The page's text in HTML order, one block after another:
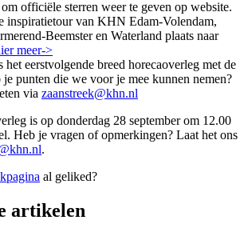
officiële sterren weer te geven op website.
inspiratietour van KHN Edam-Volendam,
Beemster en Waterland plaats naar
meer->
het eerstvolgende breed horecaoverleg met de
je punten die we voor je mee kunnen nemen?
via zaanstreek@khn.nl
is op donderdag 28 september om 12.00
Heb je vragen of opmerkingen? Laat het ons
.
al geliked?
artikelen